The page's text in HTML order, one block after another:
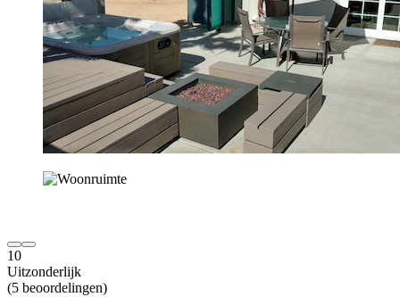
10
Uitzonderlijk
(5 beoordelingen)